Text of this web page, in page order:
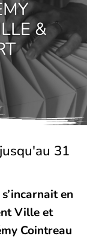
&
31
en
Ville et
Cointreau